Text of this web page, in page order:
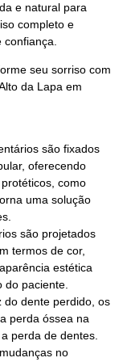
e natural para
completo e
seu sorriso com
da Lapa em
são fixados
oferecendo
como
uma solução
são projetados
termos de cor,
estética
paciente.
do dente perdido, os
perda óssea na
perda de dentes.
no